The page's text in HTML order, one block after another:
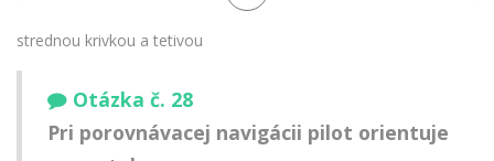
strednou krivkou a tetivou
Otázka č. 28
Pri porovnávacej navigácii pilot orientuje